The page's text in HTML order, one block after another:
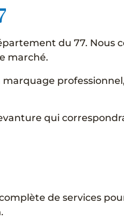
du 77. Nous
marché.
qui
de services